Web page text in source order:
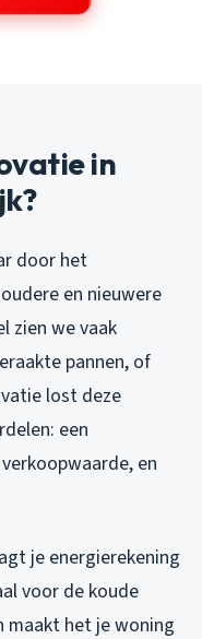
in
door het
en nieuwere
zien we vaak
pannen, of
lost deze
een
en
je energierekening
voor de koude
maakt het je woning